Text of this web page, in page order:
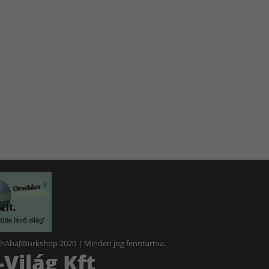
2020 | Minden jog fenntartva.
Világ Kft